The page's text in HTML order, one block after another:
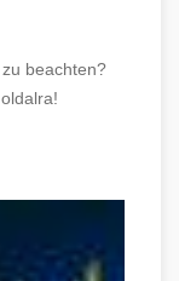
beachten?